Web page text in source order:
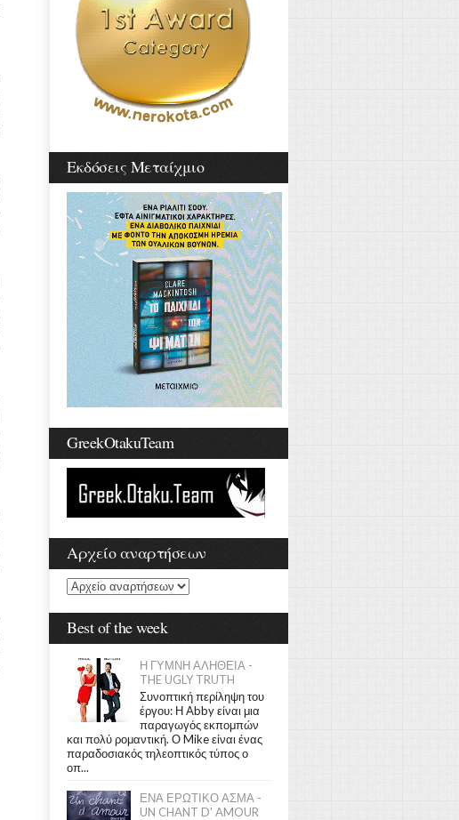
Εκδόσεις Μεταίχμιο
GreekOtakuTeam
Αρχείο αναρτήσεων
Best of the week
Η ΓΥΜΝΗ ΑΛΗΘΕΙΑ -
THE UGLY TRUTH
Συνοπτική περίληψη του
έργου: Η Abby είναι μια
παραγωγός εκπομπών
και πολύ ρομαντική. Ο Mike είναι ένας
παραδοσιακός τηλεοπτικός τύπος ο
οπ...
ΕΝΑ ΕΡΩΤΙΚΟ ΑΣΜΑ -
UN CHANT D' AMOUR